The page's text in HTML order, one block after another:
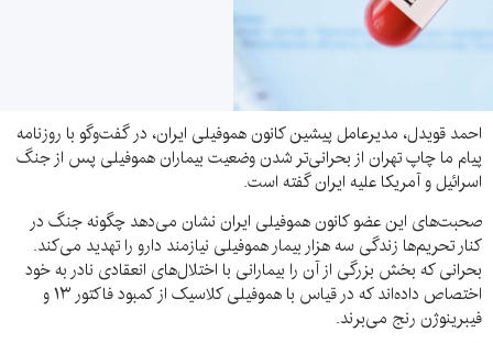
احمد قویدل، مدیرعامل پیشین کانون هموفیلی ایران، در گفت‌وگو با روزنامه
پیام ما چاپ تهران از بحرانی‌تر شدن وضعیت بیماران هموفیلی پس از جنگ
اسرائیل و آمریکا علیه ایران گفته است.
صحبت‌های این عضو کانون هموفیلی ایران نشان می‌دهد چگونه جنگ در
کنار تحریم‌ها زندگی سه هزار بیمار هموفیلی نیازمند دارو را تهدید می‌کند.
بحرانی که بخش بزرگی از آن را بیمارانی با اختلال‌های انعقادی نادر به خود
اختصاص داده‌اند که در قیاس با هموفیلی کلاسیک از کمبود فاکتور ۱۳ و
فیبرینوژن رنج می‌برند.